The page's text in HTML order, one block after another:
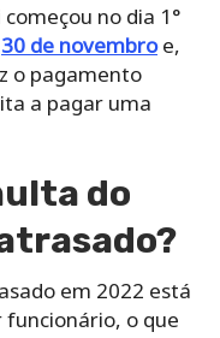
no dia 1°
30 de novembroe,
o pagamento
a pagar uma
do
em 2022 está
funcionário, o que